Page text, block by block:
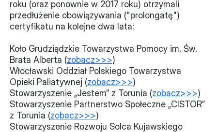
Statut i sprawozdania
Karta zasad
Władze
Historia i działania
Narzędzie samooceny
Kalendarz działań
roku (oraz ponownie w 2017 roku) otrzymali
przedłużenie obowiązywania ("prolongatę")
certyfikatu na kolejne dwa lata:
Koło Grudziądzkie Towarzystwa Pomocy im. Św.
Brata Alberta (zobacz>>>)
Włocławski Oddział Polskiego Towarzystwa
Opieki Paliatywnej (zobacz>>>)
Stowarzyszenie „Jestem” z Torunia (zobacz>>>)
Stowarzyszenie Partnerstwo Społeczne „CISTOR”
z Torunia (zobacz>>>)
Stowarzyszenie Rozwoju Solca Kujawskiego